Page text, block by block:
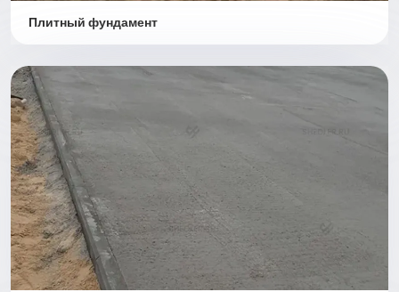
Плитный фундамент